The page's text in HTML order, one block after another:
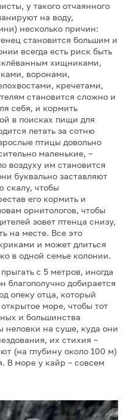
у такого отчаянного
на воду,
несколько причин:
становится большим и
всегда есть риск быть
хищниками,
воронами,
кречетами,
становится сложно и
себя, и кормить
в поисках пищи для
летать за сотню
птицы довольно
маленькие, –
воздуху им становится
буквально заставляют
скалу, чтобы
его кормить и
орнитологов, чтобы
зовет птенца снизу,
на месте. Все это
и может длиться
в одной семье колонии.
с 5 метров, иногда
благополучно добирается
опеку отца, который
море, чтобы тот
и большинства
на суше, куда они
их стихия –
(на глубину около 100 м)
В море у кайр – совсем